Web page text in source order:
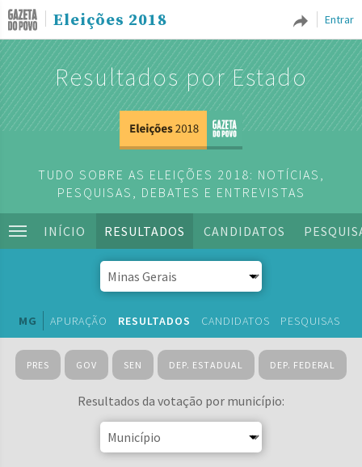
Entrar
Eleições 2018
Resultados por Estado
TUDO SOBRE AS ELEIÇÕES 2018: NOTÍCIAS,
PESQUISAS, DEBATES E ENTREVISTAS
INÍCIO RESULTADOS CANDIDATOS
MG APURAÇÃO RESULTADOS CANDIDATOS PESQUISAS
PRES GOV SEN DEP. ESTADUAL DEP. FEDERAL
Resultados da votação por município: